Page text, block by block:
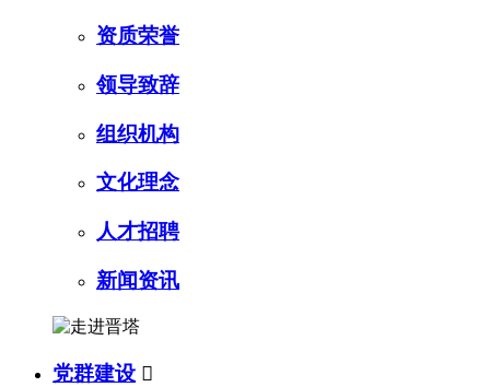
资质荣誉
领导致辞
组织机构
文化理念
人才招聘
新闻资讯
党群建设 